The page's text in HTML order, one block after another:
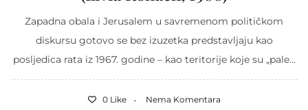
Zapadna obala i Jerusalem u savremenom političkom
diskursu gotovo se bez izuzetka predstavljaju kao
posljedica rata iz 1967. godine – kao teritorije koje su „pale...
0 Like Nema Komentara